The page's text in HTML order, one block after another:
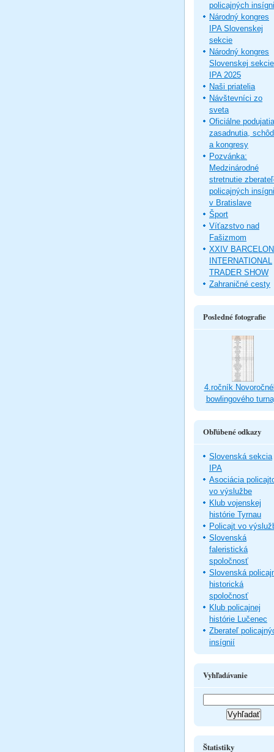
policajných
Národný kongres
IPA Slovenskej
sekcie
Národný kongres
Slovenskej sekcie
IPA 2025
Naši priatelia
Návštevníci zo
sveta
Oficiálne
zasadnutia,
a kongresy
Pozvánka:
Medzinárodné
stretnutie
policajných
v Bratislave
Šport
Víťazstvo nad
Fašizmom
XXIV
INTERNATIONAL
TRADER SHOW
Zahraničné cesty
Posledné fotografie
4.ročník
bowlingového
Obľúbené odkazy
Slovenská sekcia
IPA
Asociácia
vo výslužbe
Klub vojenskej
histórie Tyrnau
Policajt vo
Slovenská
faleristická
spoločnosť
Slovenská
historická
spoločnosť
Klub policajnej
histórie Lučenec
Zberateľ
insígnií
Vyhľadávanie
Štatistiky